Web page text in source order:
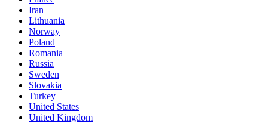
Iran
Lithuania
Norway
Poland
Romania
Russia
Sweden
Slovakia
Turkey
United States
United Kingdom